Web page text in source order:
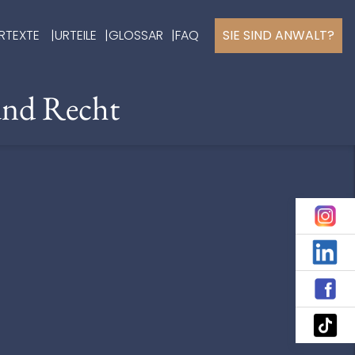
URTEILE GLOSSAR FAQ SIE SIND ANWALT?
Recht